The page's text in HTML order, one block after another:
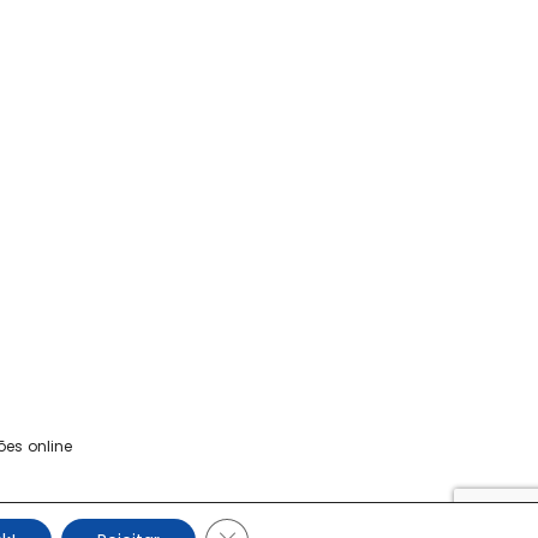
online
CLOSE GDPR COOKIE BANNER